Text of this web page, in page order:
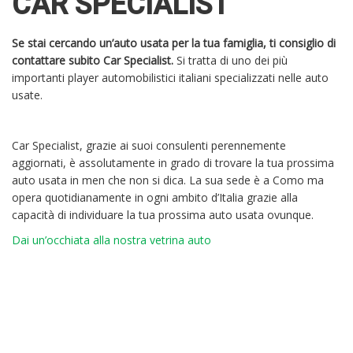
Se stai cercando un’auto usata per la tua famiglia, ti consiglio di
contattare subito Car Specialist. Si tratta di uno dei più
importanti player automobilistici italiani specializzati nelle auto
usate.
Car Specialist, grazie ai suoi consulenti perennemente
aggiornati, è assolutamente in grado di trovare la tua prossima
auto usata in men che non si dica. La sua sede è a Como ma
opera quotidianamente in ogni ambito d’Italia grazie alla
capacità di individuare la tua prossima auto usata ovunque.
Dai un’occhiata alla nostra vetrina auto